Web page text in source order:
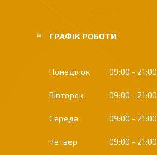
ГРАФІК РОБОТИ
Понеділок 09:00 21:00
Вівторок 09:00 21:00
Середа 09:00 21:00
Четвер 09:00 21:00